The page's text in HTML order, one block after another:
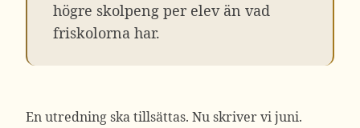
högre skolpeng per elev än vad
friskolorna har.
En utredning ska tillsättas. Nu skriver vi juni.